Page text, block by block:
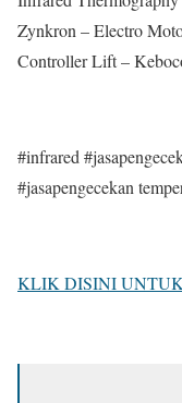
Zynkron – Electro
Controller Lift –
#infrared
#jasapengecekan
KLIK DISINI